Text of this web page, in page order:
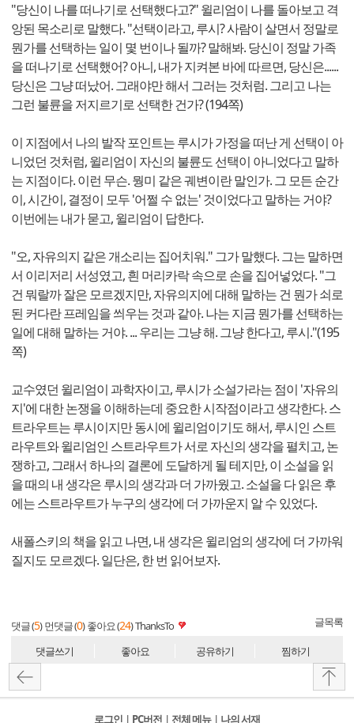
"당신이 나를 떠나기로 선택했다고?" 윌리엄이 나를 돌아보고 격
앙된 목소리로 말했다. "선택이라고, 루시? 사람이 살면서 정말로
뭔가를 선택하는 일이 몇 번이나 될까? 말해봐. 당신이 정말 가족
을 떠나기로 선택했어? 아니, 내가 지켜본 바에 따르면, 당신은......
당신은 그냥 떠났어. 그래야만 해서 그러는 것처럼. 그리고 나는
그런 불륜을 저지르기로 선택한 건가? (194쪽)
이 지점에서 나의 발작 포인트는 루시가 가정을 떠난 게 선택이 아
니었던 것처럼, 윌리엄이 자신의 불륜도 선택이 아니었다고 말하
는 지점이다. 이런 무슨. 뭥미 같은 궤변이란 말인가. 그 모든 순간
이, 시간이, 결정이 모두 '어쩔 수 없는' 것이었다고 말하는 거야?
이번에는 내가 묻고, 윌리엄이 답한다.
"오, 자유의지 같은 개소리는 집어치워." 그가 말했다. 그는 말하면
서 이리저리 서성였고, 흰 머리카락 속으로 손을 집어넣었다. "그
건 뭐랄까 잘은 모르겠지만, 자유의지에 대해 말하는 건 뭔가 쇠로
된 커다란 프레임을 씌우는 것과 같아. 나는 지금 뭔가를 선택하는
일에 대해 말하는 거야. ... 우리는 그냥 해. 그냥 한다고, 루시."(195
쪽)
교수였던 윌리엄이 과학자이고, 루시가 소설가라는 점이 '자유의
지'에 대한 논쟁을 이해하는데 중요한 시작점이라고 생각한다. 스
트라우트는 루시이지만 동시에 윌리엄이기도 해서, 루시인 스트
라우트와 윌리엄인 스트라우트가 서로 자신의 생각을 펼치고, 논
쟁하고, 그래서 하나의 결론에 도달하게 될 테지만, 이 소설을 읽
을 때의 내 생각은 루시의 생각과 더 가까웠고. 소설을 다 읽은 후
에는 스트라우트가 누구의 생각에 더 가까운지 알 수 있었다.
새폴스키의 책을 읽고 나면, 내 생각은 윌리엄의 생각에 더 가까워
질지도 모르겠다. 일단은, 한 번 읽어보자.
댓글 (5) 먼댓글 (0) 좋아요 (24)ThanksTo 글목록
댓글쓰기 좋아요 공유하기 찜하기
로그인 l PC버전 l 전체 메뉴 l 나의 서재